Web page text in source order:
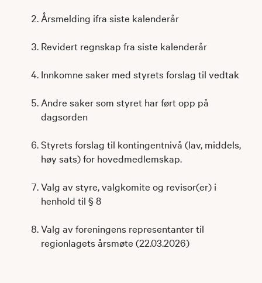
Årsmelding ifra siste kalenderår
Revidert regnskap fra siste kalenderår
Innkomne saker med styrets forslag til vedtak
Andre saker som styret har ført opp på
dagsorden
Styrets forslag til kontingentnivå (lav, middels,
høy sats) for hovedmedlemskap.
Valg av styre, valgkomite og revisor(er) i
henhold til § 8
Valg av foreningens representanter til
regionlagets årsmøte (22.03.2026)